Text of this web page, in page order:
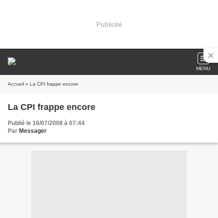
Publicité
MENU
Accueil » La CPI frappe encore
La CPI frappe encore
Publié le 16/07/2008 à 07:44
Par Messager